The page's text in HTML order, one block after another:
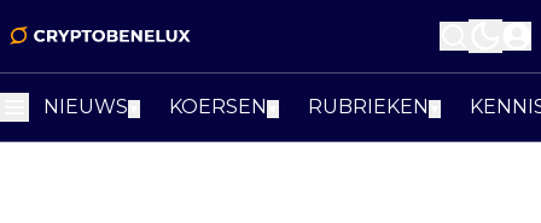
NIEUWS KOERSEN RUBRIEKEN